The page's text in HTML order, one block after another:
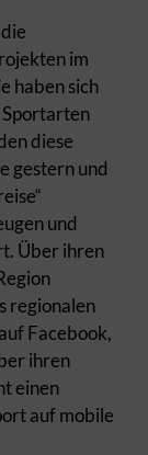
im
haben sich
diese
gestern und
und
Über ihren
regionalen
Facebook,
ihren
einen
auf mobile